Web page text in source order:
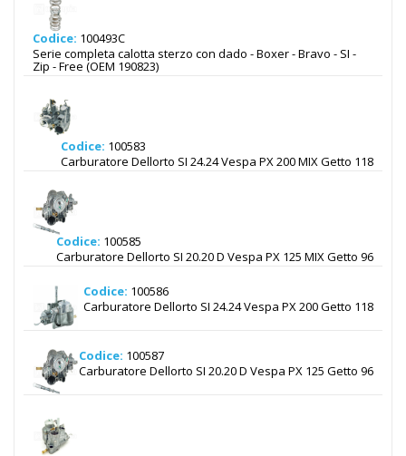
Codice: 100493C
Serie completa calotta sterzo con dado - Boxer - Bravo - SI -
Zip - Free (OEM 190823)
Codice: 100583
Carburatore Dellorto SI 24.24 Vespa PX 200 MIX Getto 118
Codice: 100585
Carburatore Dellorto SI 20.20 D Vespa PX 125 MIX Getto 96
Codice: 100586
Carburatore Dellorto SI 24.24 Vespa PX 200 Getto 118
Codice: 100587
Carburatore Dellorto SI 20.20 D Vespa PX 125 Getto 96